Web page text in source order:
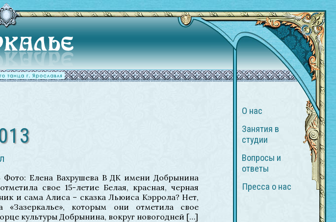
Фото: Елена Вахрушева В ДК имени Добрынина
свое 15-летие Белая, красная, черная
и сама Алиса – сказка Льюиса Кэррола? Нет,
«Зазеркалье», которым они отметила свое
культуры Добрынина, вокруг новогодней […]
О нас
Занятия в
студии
Вопросы и
ответы
Пресса о нас